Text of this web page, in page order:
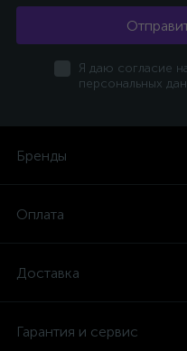
Я даю согласие
персональных
Бренды
Оплата
Доставка
Гарантия и сервис